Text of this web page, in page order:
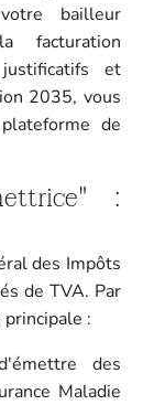
bailleur
facturation
et
2035, vous
de
:
des Impôts
de TVA. Par
:
des
Maladie